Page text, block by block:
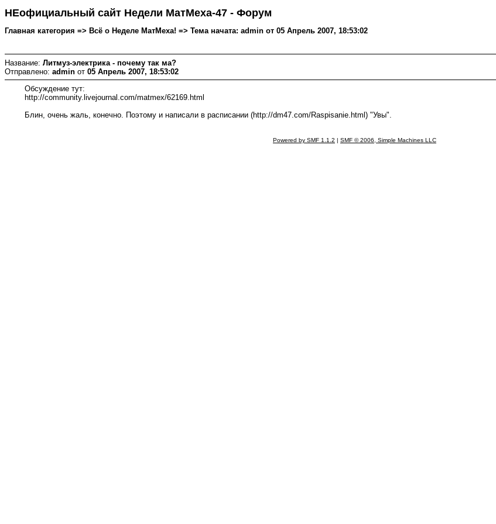
НЕофициальный сайт Недели МатМеха-47 - Форум
Главная категория => Всё о Неделе МатМеха! => Тема начата: admin от 05 Апрель 2007, 18:53:02
Название: Литмуз-электрика - почему так ма?
Отправлено: admin от 05 Апрель 2007, 18:53:02
Обсуждение тут:
http://community.livejournal.com/matmex/62169.html
Блин, очень жаль, конечно. Поэтому и написали в расписании (http://dm47.com/Raspisanie.html) "Увы".
Powered by SMF 1.1.2 | SMF © 2006, Simple Machines LLC